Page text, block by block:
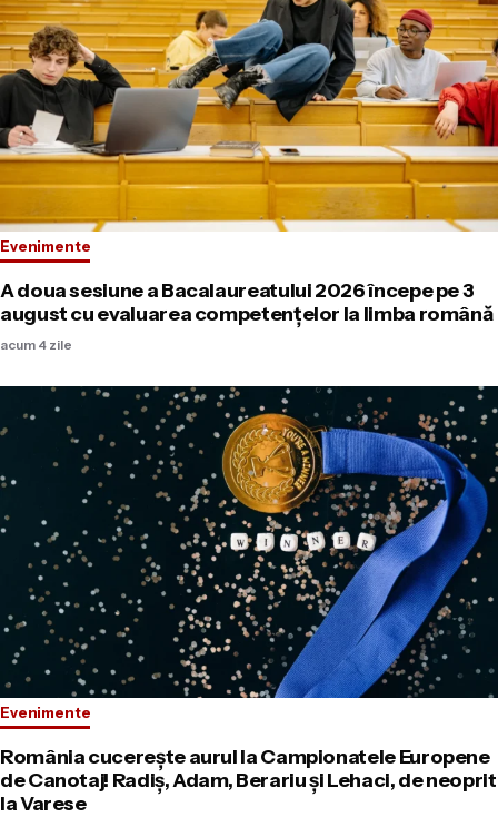
Evenimente
A doua sesiune a Bacalaureatului 2026 începe pe 3
august cu evaluarea competențelor la limba română
acum 4 zile
Evenimente
România cucerește aurul la Campionatele Europene
de Canotaj! Radiş, Adam, Berariu și Lehaci, de neoprit
la Varese